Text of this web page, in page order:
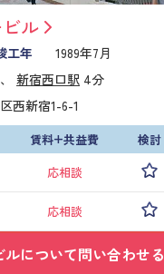
ル
工年
1989年7月
新宿西口駅 4分
西新宿1-6-1
賃料+共益費 検討
応相談
応相談
ルについて問い合わせる